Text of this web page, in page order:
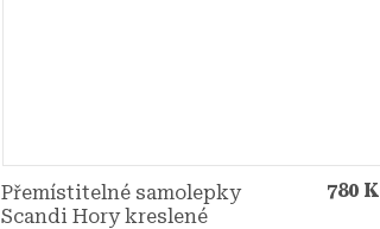
Přemístitelné samolepky
Scandi Hory kreslené
780